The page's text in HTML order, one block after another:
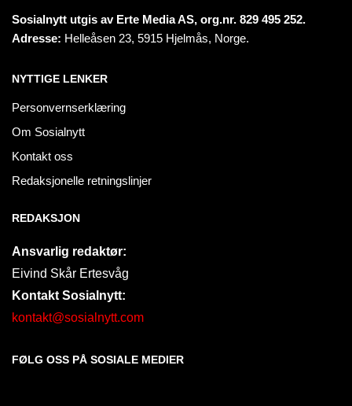
Sosialnytt utgis av Erte Media AS, org.nr. 829 495 252.
Adresse: Helleåsen 23, 5915 Hjelmås, Norge.
NYTTIGE LENKER
Personvernserklæring
Om Sosialnytt
Kontakt oss
Redaksjonelle retningslinjer
REDAKSJON
Ansvarlig redaktør:
Eivind Skår Ertesvåg
Kontakt Sosialnytt:
kontakt@sosialnytt.com
FØLG OSS PÅ SOSIALE MEDIER​